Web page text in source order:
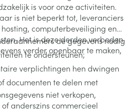
is voor onze activiteiten.
is niet beperkt tot, leveranciers
computerbeveiliging en
Het is deze derden verboden
verder openbaar te maken,
de gegevens nodig
te ondersteunen;
verplichtingen hen dwingen
documenten te delen met
niet verkopen,
anderszins commercieel